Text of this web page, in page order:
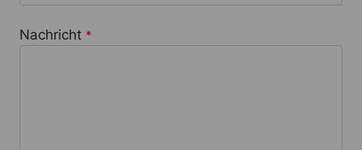
Nachricht *